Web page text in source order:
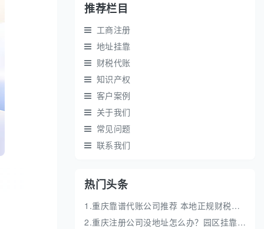
推荐栏目
工商注册
地址挂靠
财税代账
知识产权
客户案例
关于我们
常见问题
联系我们
热门头条
1.重庆靠谱代账公司推荐 本地正规财税机构盘点
2.重庆注册公司没地址怎么办？园区挂靠地址性价比高